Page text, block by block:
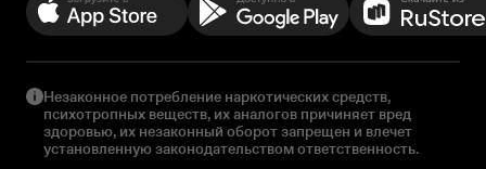
Незаконное потребление наркотических средств,
психотропных веществ, их аналогов причиняет вред
здоровью, их незаконный оборот запрещен и влечет
установленную законодательством ответственность.